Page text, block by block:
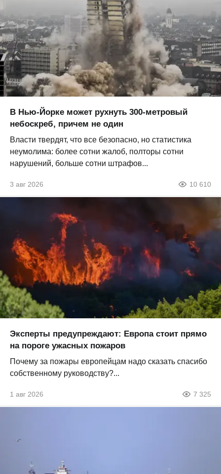
В Нью-Йорке может рухнуть 300-метровый
небоскреб, причем не один
Власти твердят, что все безопасно, но статистика
неумолима: более сотни жалоб, полторы сотни
нарушений, больше сотни штрафов...
3 авг 2026 10 610
Эксперты предупреждают: Европа стоит прямо
на пороге ужасных пожаров
Почему за пожары европейцам надо сказать спасибо
собственному руководству?...
1 авг 2026 7 325